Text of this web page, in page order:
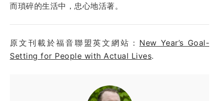
而瑣碎的生活中，忠心地活著。
原文刊載於福音聯盟英文網站： New Year’s Goal-
Setting for People with Actual Lives.